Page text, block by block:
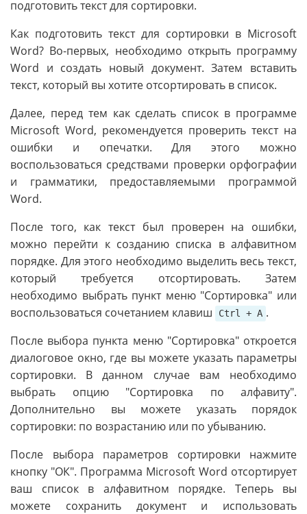
подготовить текст для сортировки.
Как подготовить текст для сортировки в Microsoft
Word? Во-первых, необходимо открыть программу
Word и создать новый документ. Затем вставить
текст, который вы хотите отсортировать в список.
Далее, перед тем как сделать список в программе
Microsoft Word, рекомендуется проверить текст на
ошибки и опечатки. Для этого можно
воспользоваться средствами проверки орфографии
и грамматики, предоставляемыми программой
Word.
После того, как текст был проверен на ошибки,
можно перейти к созданию списка в алфавитном
порядке. Для этого необходимо выделить весь текст,
который требуется отсортировать. Затем
необходимо выбрать пункт меню "Сортировка" или
воспользоваться сочетанием клавиш
Ctrl + A .
После выбора пункта меню "Сортировка" откроется
диалоговое окно, где вы можете указать параметры
сортировки. В данном случае вам необходимо
выбрать опцию "Сортировка по алфавиту".
Дополнительно вы можете указать порядок
сортировки: по возрастанию или по убыванию.
После выбора параметров сортировки нажмите
кнопку "ОК". Программа Microsoft Word отсортирует
ваш список в алфавитном порядке. Теперь вы
можете сохранить документ и использовать